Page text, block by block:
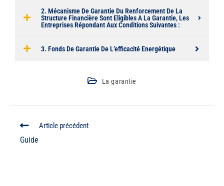
2. Mécanisme De Garantie Du Renforcement De La
Structure Financière Sont Eligibles A La Garantie, Les
Entreprises Répondant Aux Conditions Suivantes :
3. Fonds De Garantie De L’efficacité Energétique
La garantie
Article précédent
Guide